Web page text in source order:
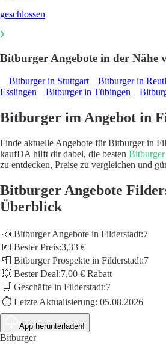
geschlossen
Bitburger Angebote in der Nähe
Bitburger in Stuttgart Bitburger in
Esslingen
Bitburger in Tübingen
Bitburger im Angebot in
Finde aktuelle Angebote für Bitburger in
kaufDA hilft dir dabei, die besten
zu entdecken, Preise zu vergleichen und
Bitburger Angebote
Überblick
📣 Bitburger Angebote in Filderstadt:7
💶 Bester Preis:3,33 €
📮 Bitburger Prospekte in Filderstadt:7
💥 Bester Deal:7,00 € Rabatt
🛒 Geschäfte in Filderstadt:7
⏱️ Letzte Aktualisierung: 05.08.2026
App herunterladen!
Bitburger